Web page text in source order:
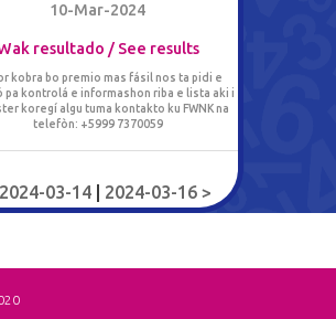
10-Mar-2024
resultado / See results
kobra bo premio mas fásil nos ta pidi e
pa kontrolá e informashon riba e lista aki i
koregí algu tuma kontakto ku FWNK na
telefòn: +5999 7370059
03-14 2024-03-16 >